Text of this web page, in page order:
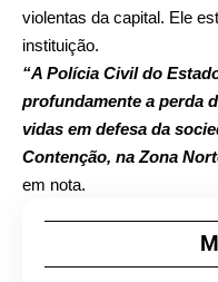
violentas da capital. Ele
instituição.
“A Polícia Civil do
profundamente a perda
vidas em defesa da
Contenção, na Zona
em nota.